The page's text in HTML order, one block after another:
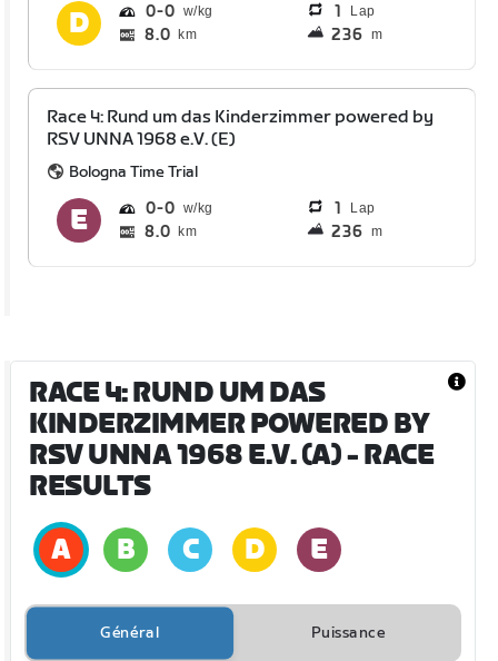
0 0 1 Lap
8.0 km 236 m
Race 4: Rund um das Kinderzimmer powered by
RSV UNNA 1968 e.V. (E)
Bologna Time Trial
0 0 1 Lap
8.0 km 236 m
RACE 4: RUND UM DAS
KINDERZIMMER POWERED BY
RSV UNNA 1968 E.V. (A)- RACE
RESULTS
Général Puissance